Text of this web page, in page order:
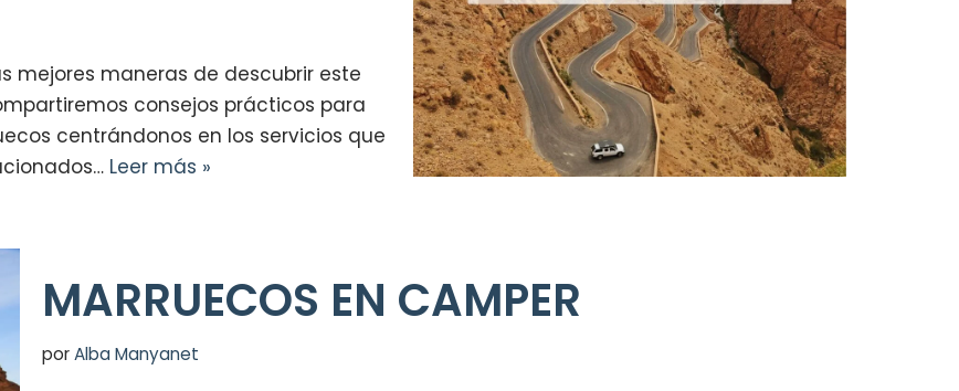
mejores maneras de descubrir este
consejos prácticos para
centrándonos en los servicios que
Leer más »
MARRUECOS EN CAMPER
porAlba Manyanet